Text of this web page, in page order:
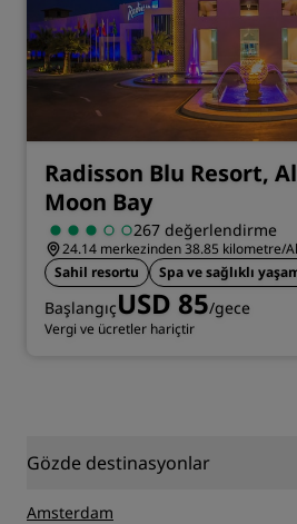
Radisson Blu Resort,
Moon Bay
267 değerlendirme
24.14 merkezinden 38.85 kilometre/
Sahil resortu
Spa ve sağlıklı
BaşlangıçUSD 85/gece
Vergi ve ücretler hariçtir
Gözde destinasyonlar
Amsterdam